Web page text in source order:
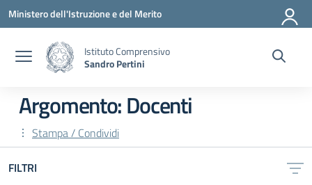
Vai ai contenuti
Vai al menu di navigazione
Vai al footer
Ministero dell'Istruzione e del Merito
Istituto Comprensivo
Sandro Pertini
Argomento: Docenti
Stampa / Condividi
FILTRI